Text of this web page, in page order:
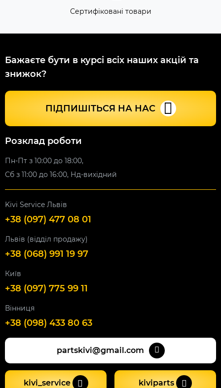
Сертифіковані товари
Бажаєте бути в курсі всіх наших акцій та
знижок?
ПІДПИШІТЬСЯ НА НАС
Розклад роботи
Пн-Пт з 10:00 до 18:00,
Сб з 11:00 до 16:00, Нд-вихідний
Kivi Service Львів
+38 (097) 477 08 01
Львів (відділ продажу)
+38 (068) 991 19 97
Київ
+38 (097) 775 99 11
Вінниця
+38 (098) 433 80 63
partskivi@gmail.com
kivi_service kiviparts